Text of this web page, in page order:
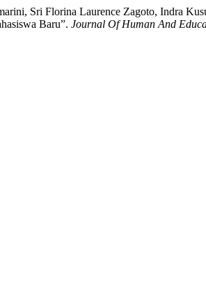
Sri Florina Laurence Zagoto, Indra
Baru”. Journal Of Human And